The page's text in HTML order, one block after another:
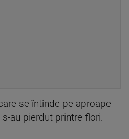
se întinde pe aproape
au pierdut printre flori.